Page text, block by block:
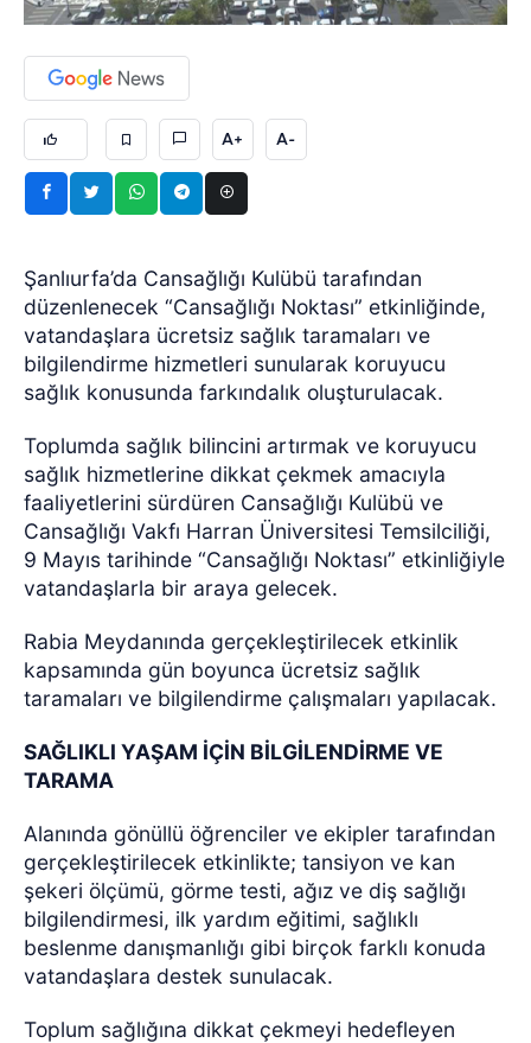
A+ A-
Şanlıurfa’da Cansağlığı Kulübü tarafından
düzenlenecek “Cansağlığı Noktası” etkinliğinde,
vatandaşlara ücretsiz sağlık taramaları ve
bilgilendirme hizmetleri sunularak koruyucu
sağlık konusunda farkındalık oluşturulacak.
Toplumda sağlık bilincini artırmak ve koruyucu
sağlık hizmetlerine dikkat çekmek amacıyla
faaliyetlerini sürdüren Cansağlığı Kulübü ve
Cansağlığı Vakfı Harran Üniversitesi Temsilciliği,
9 Mayıs tarihinde “Cansağlığı Noktası” etkinliğiyle
vatandaşlarla bir araya gelecek.
Rabia Meydanında gerçekleştirilecek etkinlik
kapsamında gün boyunca ücretsiz sağlık
taramaları ve bilgilendirme çalışmaları yapılacak.
SAĞLIKLI YAŞAM İÇİN BİLGİLENDİRME VE
TARAMA
Alanında gönüllü öğrenciler ve ekipler tarafından
gerçekleştirilecek etkinlikte; tansiyon ve kan
şekeri ölçümü, görme testi, ağız ve diş sağlığı
bilgilendirmesi, ilk yardım eğitimi, sağlıklı
beslenme danışmanlığı gibi birçok farklı konuda
vatandaşlara destek sunulacak.
Toplum sağlığına dikkat çekmeyi hedefleyen